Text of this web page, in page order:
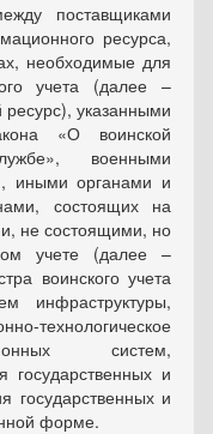
поставщиками
ресурса,
необходимые для
учета (далее –
указанными
«О воинской
военными
иными органами и
состоящих на
не состоящими, но
учете (далее –
воинского учета
инфраструктуры,
технологическое
систем,
государственных и
государственных и
форме.